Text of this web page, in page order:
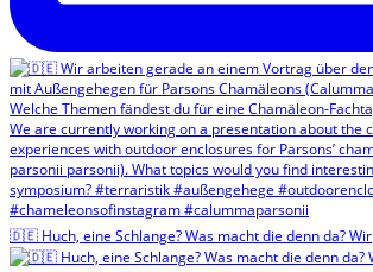
🇩🇪 Huch, eine Schlange? Was macht die denn da? Wir